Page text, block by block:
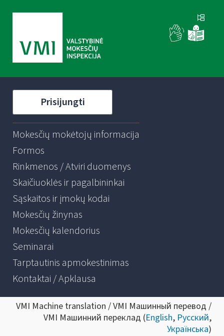
Prisijungti
Mokesčių mokėtojų informacija
Formos
Rinkmenos / Atviri duomenys
Skaičiuoklės ir pagalbininkai
Sąskaitos ir įmokų kodai
Mokesčių žinynas
Mokesčių kalendorius
Seminarai
Tarptautinis apmokestinimas
Kontaktai / Apklausa
VMI Machine translation / VMI Машинный перевод /
VMI Машинний переклад (English, Русский,
Українська)